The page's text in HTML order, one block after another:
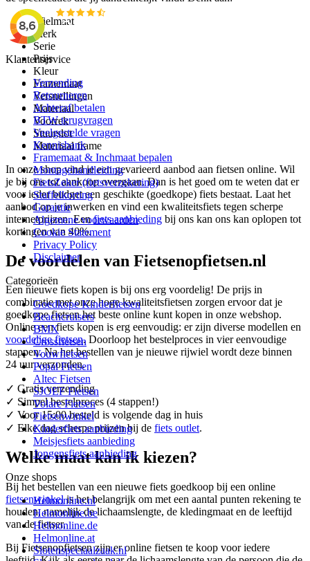
Wielmaat
Merk
Serie
Prijs
Kleur
Framemaat
Versnellingen
Materiaal
Voorrek
Stuurslot
Materiaal frame
In onze shop vind je een gevarieerd aanbod aan fietsen online. Wil
je bij ons tot aankoop overgaan. Dan is het goed om te weten dat er
voor ieder budget een geschikte (goedkope) fiets bestaat. Laat het
aanbod op je inwerken en vind een kwaliteitsfiets tegen scherpe
internetprijzen. Eenfiets aanbieding bij ons kan ons kan oplopen tot
kortingen van 40%.
De voordelen van Fietsenopfietsen.nl
Een nieuwe fiets kopen is bij ons erg voordelig! De prijs in
combinatie met onze hoge kwaliteitsfietsen zorgen ervoor dat je
goedkope fietsen het beste online kunt kopen in onze webshop.
Online een fiets kopen is erg eenvoudig: er zijn diverse modellen en
voordelige fietsen. Doorloop het bestelproces in vier eenvoudige
stappen. Na het bestellen van je nieuwe rijwiel wordt deze binnen
24 uur verzonden.
✓ Gratis verzending
✓ Simpel bestelproces (4 stappen!)
✓ Voor 15:00 besteld is volgende dag in huis
✓ Elke dag scherpe prijzen bij de fiets outlet.
Welke maat kan ik kiezen?
Bij het bestellen van een nieuwe fiets goedkoop bij een online
fietsenwinkelis het belangrijk om met een aantal punten rekening te
houden, namelijk de lichaamslengte, de kledingmaat en de leeftijd
van de fietser.
Bij Fietsenopfietsen zijn er online fietsen te koop voor iedere
Klantenservice
Verzending
Retourneren
Achteraf betalen
BTW terugvragen
Veelgestelde vragen
Kennisbank
Framemaat & Inchmaat bepalen
Montagehandleiding
FietsZeker (fietsverzekering)
Staffelkorting
Garantie
Algemene voorwaarden
Cookie Statement
Privacy Policy
Disclaimer
Categorieën
Goedkope Kinderfietsen
Beachcruisers
BMX
Crossfietsen
Vouwfietsen
Popal Fietsen
Altec Fietsen
SJOEF Fietsen
Volare Fietsen
Fietsenwinkel
Kinderfiets aanbieding
Meisjesfiets aanbieding
Jongensfiets aanbieding
Onze shops
Helmonline.nl
Helmonline.be
Helmonline.de
Helmonline.at
Slotenspeciaalzaak.nl